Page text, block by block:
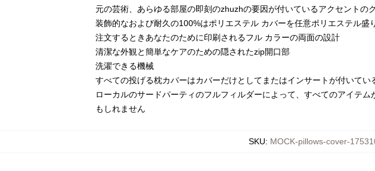
元の芸術、あらゆる部屋の即刻のzhuzhの要因が付いているアクセントの
装飾的なおよび耐久の100%はポリエステル カバーを任意ポリエステル盛
注文するときあなたのために印刷されるフル カラーの両面の設計
清潔な外観と簡単なケアのための隠されたzip開口部
洗濯できる機械
すべての投げる枕カバーはカバーだけとしてまたはインサートが付いてい
ローカルのサードパーティのフルフィルダーによって、すべてのアイテ
もしれません
SKU: MOCK-pillows-cover-